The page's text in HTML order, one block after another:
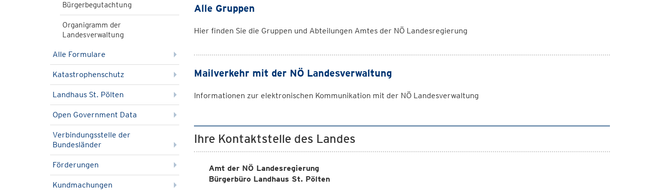
Bürgerbegutachtung
Organigramm der
Landesverwaltung
Alle Formulare
Katastrophenschutz
Landhaus St. Pölten
Open Government Data
Verbindungsstelle der
Bundesländer
Förderungen
Kundmachungen
Alle Gruppen
Hier finden Sie die Gruppen und Abteilungen Amtes der NÖ Landesregierung
Mailverkehr mit der NÖ Landesverwaltung
Informationen zur elektronischen Kommunikation mit der NÖ Landesverwaltung
Ihre Kontaktstelle des Landes
Amt der NÖ Landesregierung
Bürgerbüro Landhaus St. Pölten